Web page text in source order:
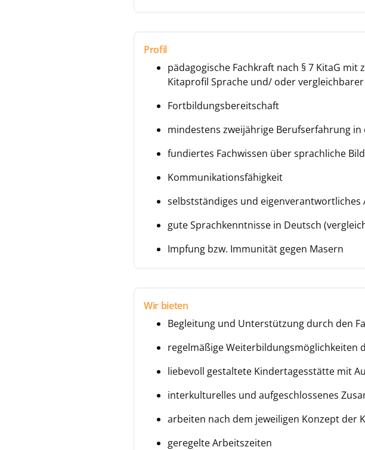
Profil
pädagogische Fachkraft nach § 7 KitaG
Kitaprofil Sprache und/ oder
Fortbildungsbereitschaft
mindestens zweijährige Berufserfahrung
fundiertes Fachwissen über sprachliche
Kommunikationsfähigkeit
selbstständiges und eigenverantwortliches
gute Sprachkenntnisse in Deutsch
Impfung bzw. Immunität gegen Masern
Wir bieten
Begleitung und Unterstützung durch den
regelmäßige Weiterbildungsmöglichkeiten
liebevoll gestaltete Kindertagesstätte mit
interkulturelles und aufgeschlossenes
arbeiten nach dem jeweiligen Konzept der
geregelte Arbeitszeiten